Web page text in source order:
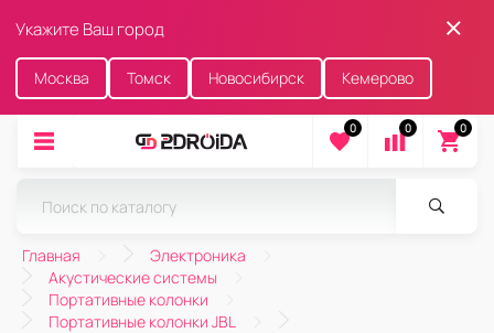
Укажите Ваш город
Москва Томск Новосибирск Кемерово
0 0 0
Главная
Электроника
Акустические системы
Портативные колонки
Портативные колонки JBL